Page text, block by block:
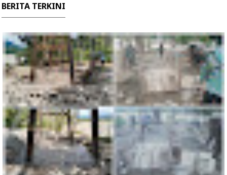
BERITA TERKINI